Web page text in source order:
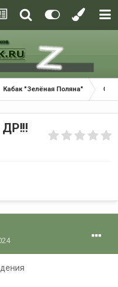
Кабак "Зелёная Поляна" С
ДР!!!